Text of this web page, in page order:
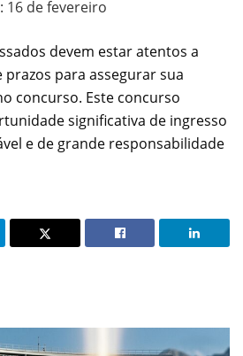
16 de fevereiro
devem estar atentos a
para assegurar sua
concurso. Este concurso
significativa de ingresso
e de grande responsabilidade